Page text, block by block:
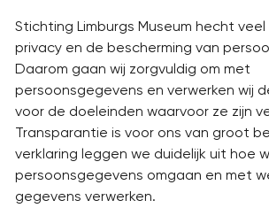
Stichting Limburgs Museum hecht
privacy en de bescherming van
Daarom gaan wij zorgvuldig om met
persoonsgegevens en verwerken wij
voor de doeleinden waarvoor ze zijn
Transparantie is voor ons van groot
verklaring leggen we duidelijk uit hoe
persoonsgegevens omgaan en met
gegevens verwerken.